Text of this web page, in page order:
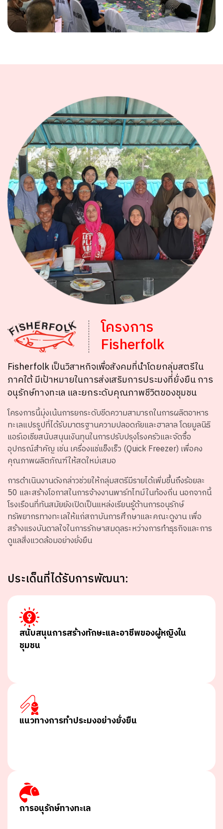
โครงการ
Fisherfolk
Fisherfolk เป็นวิสาหกิจเพื่อสังคมที่นำโดยกลุ่มสตรีใน
ภาคใต้ มีเป้าหมายในการส่งเสริมการประมงที่ยั่งยืน การ
อนุรักษ์ทางทะเล และยกระดับคุณภาพชีวิตของชุมชน
โครงการนี้มุ่งเน้นการยกระดับขีดความสามารถในการผลิตอาหาร
ทะเลแปรรูปที่ได้รับมาตรฐานความปลอดภัยและฮาลาล โดยมูลนิธิ
แอร์เอเชียสนับสนุนเงินทุนในการปรับปรุงโรงครัวและจัดซื้อ
อุปกรณ์สำคัญ เช่น เครื่องแช่แข็งเร็ว (Quick Freezer) เพื่อคง
คุณภาพผลิตภัณฑ์ให้สดใหม่เสมอ
การดำเนินงานดังกล่าวช่วยให้กลุ่มสตรีมีรายได้เพิ่มขึ้นถึงร้อยละ
50 และสร้างโอกาสในการจ้างงานพาร์ทไทม์ในท้องถิ่น นอกจากนี้
โรงเรือนที่ทันสมัยยังเปิดเป็นแหล่งเรียนรู้ด้านการอนุรักษ์
ทรัพยากรทางทะเลให้แก่สถาบันการศึกษาและคณะดูงาน เพื่อ
สร้างแรงบันดาลใจในการรักษาสมดุลระหว่างการทำธุรกิจและการ
ดูแลสิ่งแวดล้อมอย่างยั่งยืน
ประเด็นที่ได้รับการพัฒนา:
สนับสนุนการสร้างทักษะและอาชีพของผู้หญิงใน
ชุมชน
แนวทางการทำประมงอย่างยั่งยืน
การอนุรักษ์ทางทะเล